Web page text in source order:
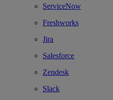
ServiceNow
Freshworks
Jira
Salesforce
Zendesk
Slack